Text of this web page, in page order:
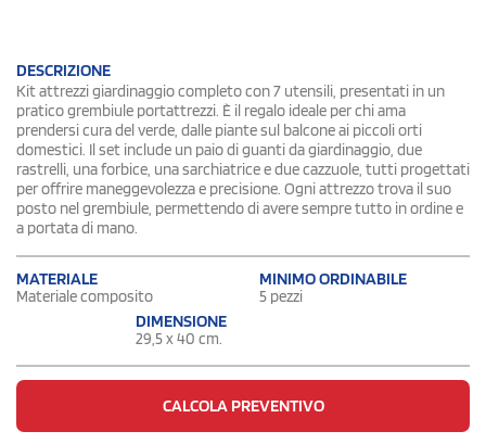
DESCRIZIONE
Kit attrezzi giardinaggio completo con 7 utensili, presentati in un
pratico grembiule portattrezzi. È il regalo ideale per chi ama
prendersi cura del verde, dalle piante sul balcone ai piccoli orti
domestici. Il set include un paio di guanti da giardinaggio, due
rastrelli, una forbice, una sarchiatrice e due cazzuole, tutti progettati
per offrire maneggevolezza e precisione. Ogni attrezzo trova il suo
posto nel grembiule, permettendo di avere sempre tutto in ordine e
a portata di mano.
MATERIALE
Materiale composito
MINIMO ORDINABILE
5 pezzi
DIMENSIONE
29,5 x 40 cm.
CALCOLA PREVENTIVO